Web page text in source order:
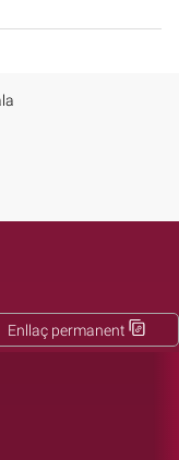
Enllaç permanent